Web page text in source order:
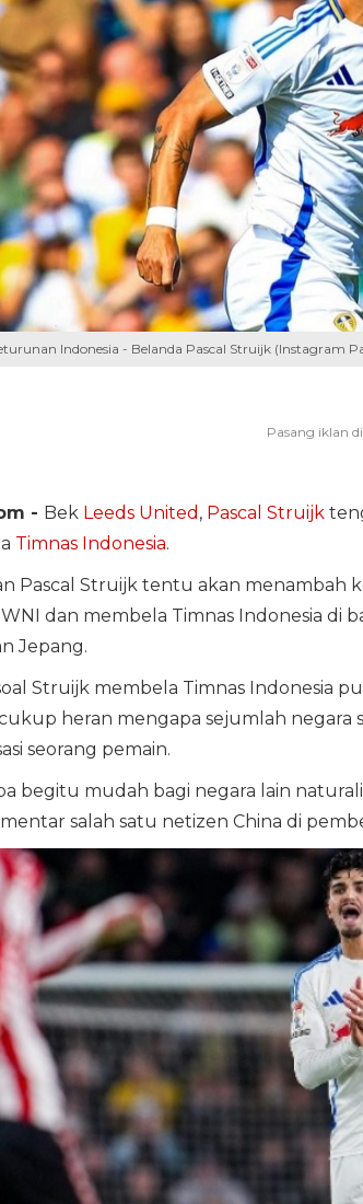
Indonesia - Belanda Pascal Struijk (Instagram
- Bek Leeds United , Pascal Struijk
Timnas Indonesia.
Pascal Struijk tentu akan menambah
dan membela Timnas Indonesia di
Jepang.
Struijk membela Timnas Indonesia
heran mengapa sejumlah
seorang pemain.
begitu mudah bagi negara lain
salah satu netizen China di